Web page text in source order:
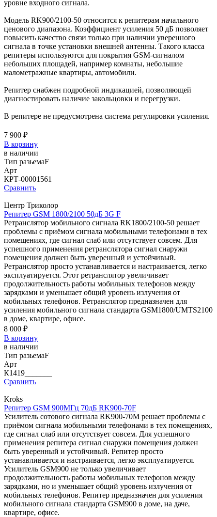
уровне входного сигнала.
Модель RK900/2100-50 относится к репитерам начального
ценового диапазона. Коэффициент усиления 50 дБ позволяет
повысить качество связи только при наличии уверенного
сигнала в точке установки внешней антенны. Такого класса
репитеры используются для покрытия GSM-сигналом
небольших площадей, например комнаты, небольшие
малометражные квартиры, автомобили.
Репитер снабжен подробной индикацией, позволяющей
диагностировать наличие закольцовки и перегрузки.
В репитере не предусмотрена система регулировки усиления.
7 900 ₽
В корзину
в наличии
Тип разьемаF
Арт
КРТ-00001561
Сравнить
Центр Триколор
Репитер GSM 1800/2100 50дБ 3G F
Ретранслятор мобильного сигнала RK1800/2100-50 решает
проблемы с приёмом сигнала мобильными телефонами в тех
помещениях, где сигнал слаб или отсутствует совсем. Для
успешного применения ретранслятора сигнал снаружи
помещения должен быть уверенный и устойчивый.
Ретранслятор просто устанавливается и настраивается, легко
эксплуатируется. Этот ретранслятор увеличивает
продолжительность работы мобильных телефонов между
зарядками и уменьшает общий уровень излучения от
мобильных телефонов. Ретранслятор предназначен для
усиления мобильного сигнала стандарта GSM1800/UMTS2100
в доме, квартире, офисе.
8 000 ₽
В корзину
в наличии
Тип разьемаF
Арт
К1419_______
Сравнить
Kroks
Репитер GSM 900МГц 70дБ RK900-70F
Усилитель сотового сигнала RK900-70M решает проблемы с
приёмом сигнала мобильными телефонами в тех помещениях,
где сигнал слаб или отсутствует совсем. Для успешного
применения репитера сигнал снаружи помещения должен
быть уверенный и устойчивый. Репитер просто
устанавливается и настраивается, легко эксплуатируется.
Усилитель GSM900 не только увеличивает
продолжительность работы мобильных телефонов между
зарядками, но и уменьшает общий уровень излучения от
мобильных телефонов. Репитер предназначен для усиления
мобильного сигнала стандарта GSM900 в доме, на даче,
квартире, офисе.